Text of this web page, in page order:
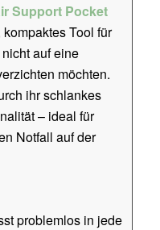
Support Pocket
Tool für
auf eine
möchten.
ihr schlankes
– ideal für
Notfall auf der
problemlos in jede